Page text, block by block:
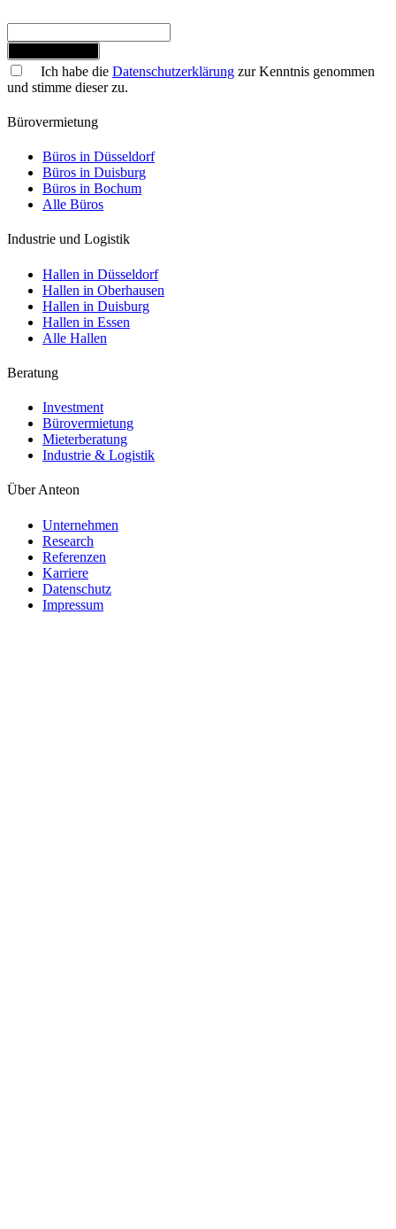
Ich habe die Datenschutzerklärung zur Kenntnis genommen
und stimme dieser zu.
Bürovermietung
Büros in Düsseldorf
Büros in Duisburg
Büros in Bochum
Alle Büros
Industrie und Logistik
Hallen in Düsseldorf
Hallen in Oberhausen
Hallen in Duisburg
Hallen in Essen
Alle Hallen
Beratung
Investment
Bürovermietung
Mieterberatung
Industrie & Logistik
Über Anteon
Unternehmen
Research
Referenzen
Karriere
Datenschutz
Impressum